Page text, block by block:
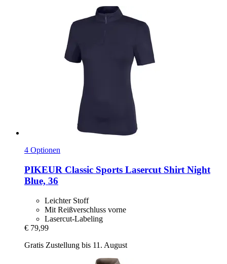
4 Optionen
PIKEUR Classic Sports Lasercut Shirt Night
Blue, 36
Leichter Stoff
Mit Reißverschluss vorne
Lasercut-Labeling
€ 79,99
Gratis Zustellung bis 11. August